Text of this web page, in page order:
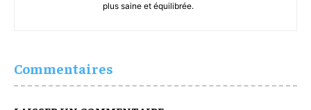
plus saine et équilibrée.
Commentaires